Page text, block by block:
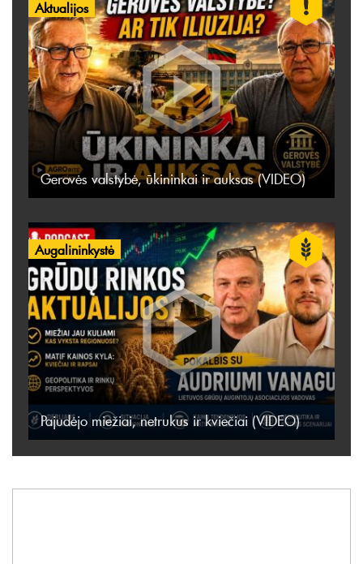
Aktualijos
Gerovės valstybė, ūkininkai ir auksas (VIDEO)
Augalininkystė
Pajudėjo miežiai, netrukus ir kviečiai (VIDEO)